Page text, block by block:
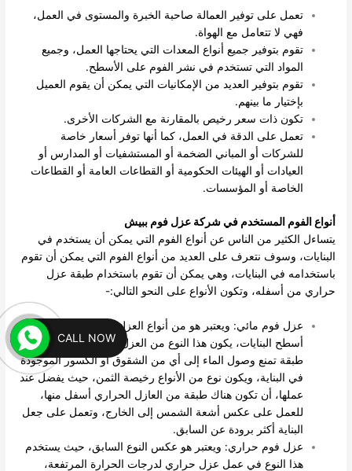
تعمل على توفير العمالة صاحبة الخبرة والمستوى في العمل،
فهي لا تتعامل مع الهواة.
تقوم بتوفير جميع أنواع المعدات التي يحتاجها العمل، وجميع
المواد التي تستخدم في نشر الفوم على الأسطح.
تقوم بتوفير العديد من الإمكانيات التي يمكن أن يقوم العميل
بإختيار ما بينهم.
تكون ذات سعر رخيص بالمقارنة مع الشركات الأخرى.
تعمل على الدقة في العمل، كما أنها توفر أسعار خاصة
للشركات أو المباني الضخمة أو المستشفيات أو المدارس أو
العيادات أو الهيئات الحكومية أو القطاعات العامة أو القطاعات
الخاصة أو المؤسسات.
أنواع الفوم المستخدم في شركة عزل فوم ببيش
يتساءل الكثير من الناس عن أنواع الفوم التي يمكن أن يستخدم في
البنايات، وسوف نتعرف على العديد من أنواع الفوم التي يمكن أن تقوم
باستخدامه في البنايات، وهي يمكن أن تقوم باستخدام طبقة عزل
حراري من أسفله، وتكون الأنواع على النحو التالي:-
عزل فوم مائي: ويعتبر هو من أنواع العزل التي تستخدم على
أسطح البنايات، يكون هذا النوع من العزل متخصص في عمل
طبقة تمنع وصول الماء إلى أي من الشقوق أو الكسور الموجودة
في البناية، ويكون نوع من الأنواع رخيصة الثمن، حيث يفضل عند
عملها، أن تكون هناك طبقة من العازل الحراري أسفل منها،
للعمل على عكس أشعة الشمس إلى الخارج، وتعمل على جعل
البناية أكثر برودة عن السابق.
عزل فوم حراري: ويعتبر هو عكس النوع السابق، حيث يستخدم
هذا النوع في عمل عزل حراري لدرجات الحرارة المرتفعة،
CALL NOW